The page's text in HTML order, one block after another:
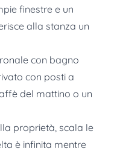
finestre e un
alla stanza un
con bagno
con posti a
del mattino o un
proprietà, scala le
è infinita mentre